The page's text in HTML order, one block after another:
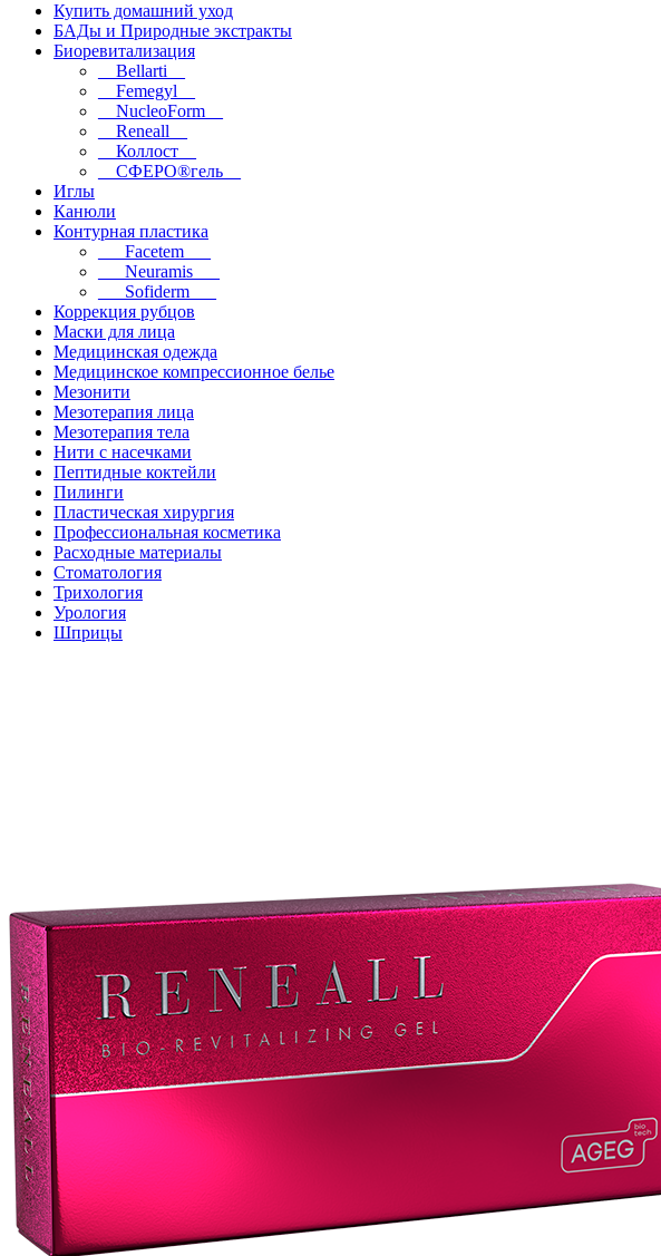
Купить домашний уход
БАДы и Природные экстракты
Биоревитализация
__Bellarti__
__Femegyl__
__NucleoForm__
__Reneall__
__Коллост__
__СФЕРО®гель__
Иглы
Канюли
Контурная пластика
___Facetem___
___Neuramis___
___Sofiderm___
Коррекция рубцов
Маски для лица
Медицинская одежда
Медицинское компрессионное белье
Мезонити
Мезотерапия лица
Мезотерапия тела
Нити с насечками
Пептидные коктейли
Пилинги
Пластическая хирургия
Профессиональная косметика
Расходные материалы
Стоматология
Трихология
Урология
Шприцы